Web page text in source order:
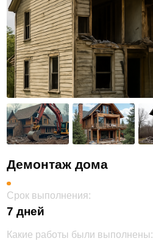
Демонтаж дома
Срок выполнения:
7 дней
Какие работы были выполнены: